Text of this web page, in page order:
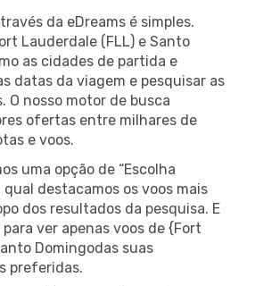
da eDreams é simples.
Lauderdale (FLL) e Santo
as cidades de partida e
datas da viagem e pesquisar as
O nosso motor de busca
ofertas entre milhares de
e voos.
uma opção de “Escolha
qual destacamos os voos mais
dos resultados da pesquisa. E
ver apenas voos de {Fort
Domingodas suas
preferidas.